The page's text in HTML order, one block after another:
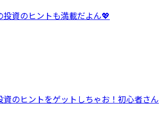
資のヒントも満載だよん💖
のヒントをゲットしちゃお！初心者さん